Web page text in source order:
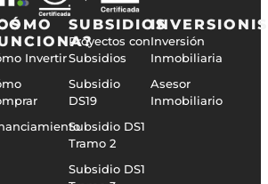
Invertir
SUBSIDIOS
Proyectos con
Subsidios
Subsidio
DS19
Subsidio DS1
Tramo 2
Subsidio DS1
Inversión
Inmobiliaria
Asesor
Inmobiliario